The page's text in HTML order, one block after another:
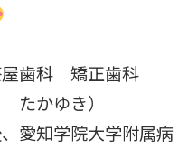
屋歯科 矯正歯科
かゆき）
愛知学院大学附属病